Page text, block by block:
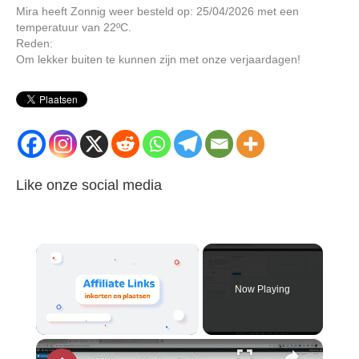
Mira heeft Zonnig weer besteld op: 25/04/2026 met een
temperatuur van 22ºC.
Reden:
Om lekker buiten te kunnen zijn met onze verjaardagen!
Like onze social media
Unmute
Now Playing
×